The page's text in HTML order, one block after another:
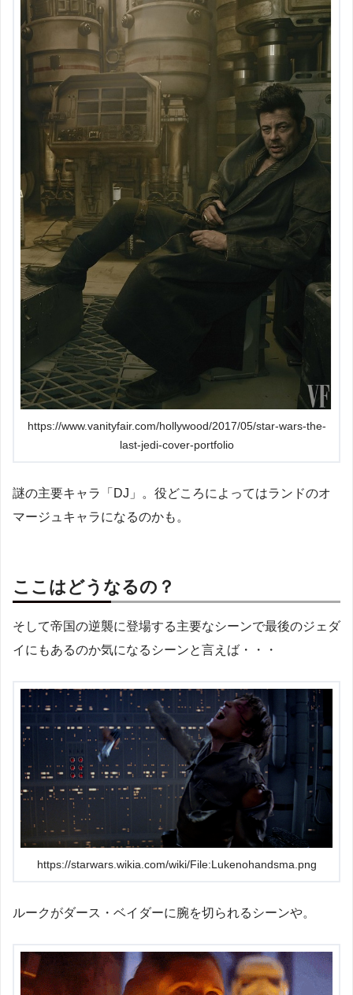
https://www.vanityfair.com/hollywood/2017/05/star-wars-the-
last-jedi-cover-portfolio
謎の主要キャラ「DJ」。役どころによってはランドのオ
マージュキャラになるのかも。
ここはどうなるの？
そして帝国の逆襲に登場する主要なシーンで最後のジェダ
イにもあるのか気になるシーンと言えば・・・
https://starwars.wikia.com/wiki/File:Lukenohandsma.png
ルークがダース・ベイダーに腕を切られるシーンや。